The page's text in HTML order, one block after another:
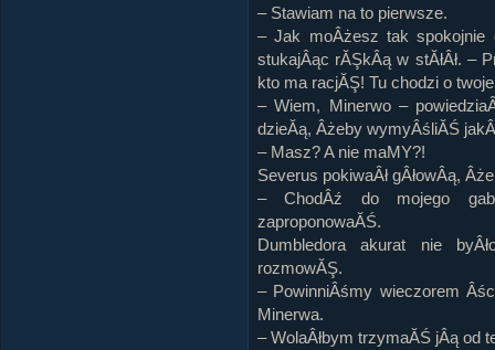
– Stawiam na to pierwsze.
– Jak moÂżesz tak spokojnie
stukajÂąc rĂŞkÂą w stĂłÂł. –
kto ma racjĂŞ! Tu chodzi o
– Wiem, Minerwo –
dzieĂą, Âżeby wymyÂśliĂŚ
– Masz? A nie maMY?!
Severus pokiwaÂł gÂłowÂą,
– ChodÂź do mojego
zaproponowaĂŚ.
Dumbledora akurat nie
rozmowĂŞ.
– PowinniÂśmy wieczorem
Minerwa.
– WolaÂłbym trzymaĂŚ jÂą od